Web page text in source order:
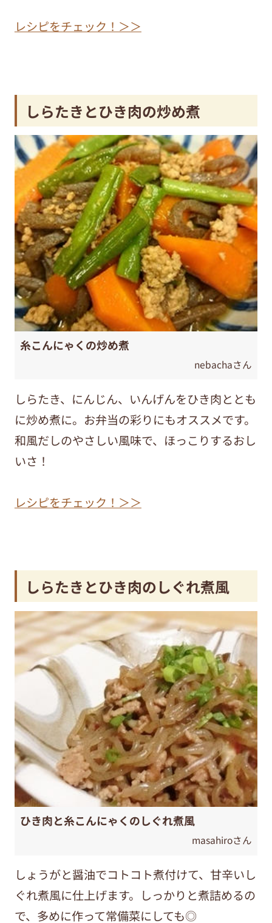
レシピをチェック！＞＞
しらたきとひき肉の炒め煮
糸こんにゃくの炒め煮
nebachaさん
しらたき、にんじん、いんげんをひき肉ととも
に炒め煮に。お弁当の彩りにもオススメです。
和風だしのやさしい風味で、ほっこりするおし
いさ！
レシピをチェック！＞＞
しらたきとひき肉のしぐれ煮風
ひき肉と糸こんにゃくのしぐれ煮風
masahiroさん
しょうがと醤油でコトコト煮付けて、甘辛いし
ぐれ煮風に仕上げます。しっかりと煮詰めるの
で、多めに作って常備菜にしても◎